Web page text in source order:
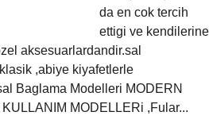
da en cok tercih
ettigi ve kendilerine
aksesuarlardandir.sal
,abiye kiyafetlerle
Baglama Modelleri MODERN
MODELLERi ,Fular...